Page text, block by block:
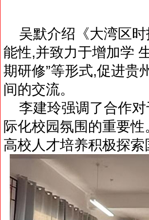
吴默介绍《大湾区时
能性,并致力于增加学
期研修”等形式,促进贵
间的交流。
李建玲强调了合作对
际化校园氛围的重要
高校人才培养积极探